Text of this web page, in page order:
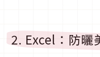
2. Excel：防曬